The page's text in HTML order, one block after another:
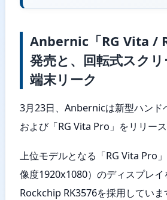
Anbernic「RG Vita /
発売と、回転式スク
端末リーク
3月23日、Anbernicは新型ハンド
および「RG Vita Pro」をリリース
上位モデルとなる「RG Vita Pro
像度1920x1080）のディスプレイ
Rockchip RK3576を採用していま